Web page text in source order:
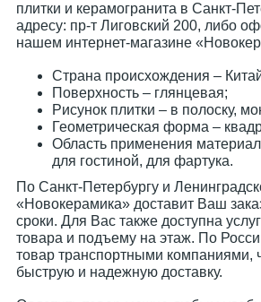
плитки и керамогранита в Санкт-
адресу: пр-т Лиговский 200, либо
нашем интернет-магазине
Страна происхождения –
Поверхность – глянцевая;
Рисунок плитки – в полоску,
Геометрическая форма –
Область применения
для гостиной, для фартука.
По Санкт-Петербургу и
«Новокерамика» доставит Ваш
сроки. Для Вас также доступна
товара и подъему на этаж. По
товар транспортными компаниями,
быструю и надежную доставку.